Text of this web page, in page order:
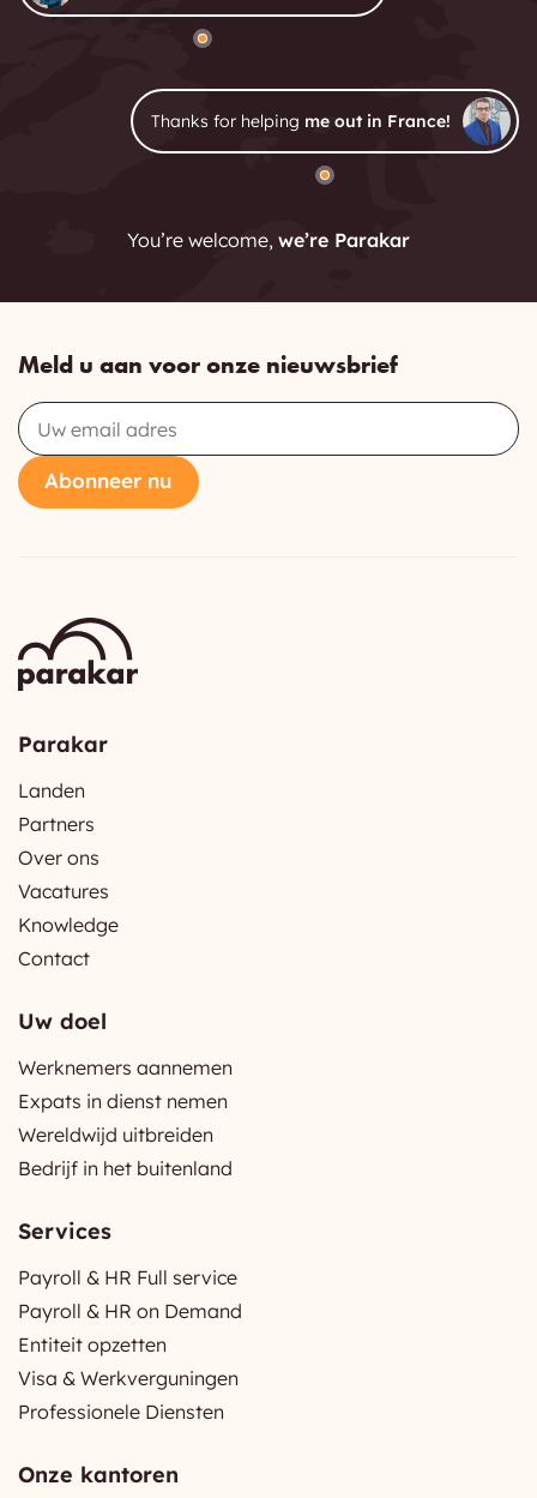
Thanks for helping me out in France!
You’re welcome, we’re Parakar
Meld u aan voor onze nieuwsbrief
Email
Abonneer nu
Parakar
Landen
Partners
Over ons
Vacatures
Knowledge
Contact
Uw doel
Werknemers aannemen
Expats in dienst nemen
Wereldwijd uitbreiden
Bedrijf in het buitenland
Services
Payroll & HR Full service
Payroll & HR on Demand
Entiteit opzetten
Visa & Werkverguningen
Professionele Diensten
Onze kantoren